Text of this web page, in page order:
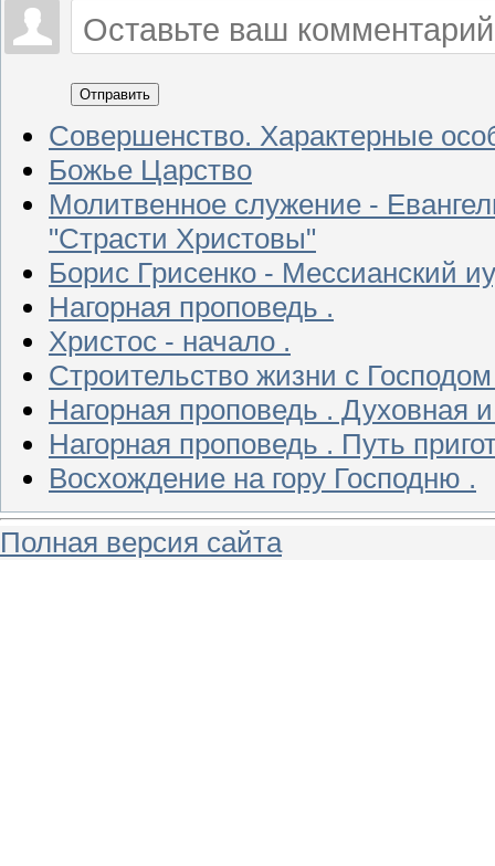
Отправить
Совершенство. Характерные
Божье Царство
Молитвенное служение -
"Страсти Христовы"
Борис Грисенко - Мессианский
Нагорная проповедь .
Христос - начало .
Строительство жизни с
Нагорная проповедь . Духовная
Нагорная проповедь . Путь
Восхождение на гору Господню .
Полная версия сайта